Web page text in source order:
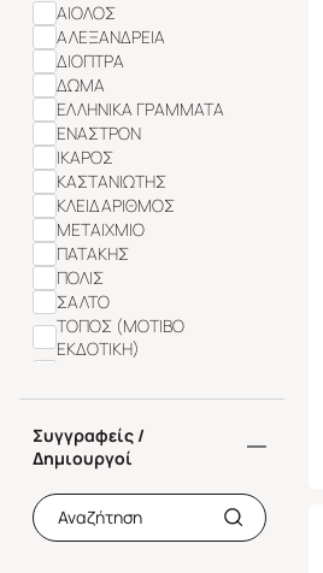
ΑΙΟΛΟΣ
ΑΛΕΞΑΝΔΡΕΙΑ
ΔΙΟΠΤΡΑ
ΔΩΜΑ
ΕΛΛΗΝΙΚΑ ΓΡΑΜΜΑΤΑ
ΕΝΑΣΤΡΟΝ
ΙΚΑΡΟΣ
ΚΑΣΤΑΝΙΩΤΗΣ
ΚΛΕΙΔΑΡΙΘΜΟΣ
ΜΕΤΑΙΧΜΙΟ
ΠΑΤΑΚΗΣ
ΠΟΛΙΣ
ΣΑΛΤΟ
ΤΟΠΟΣ (ΜΟΤΙΒΟ
ΕΚΔΟΤΙΚΗ)
Συγγραφείς /
Δημιουργοί